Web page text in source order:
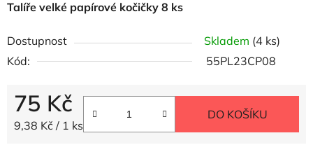
Talíře velké papírové kočičky 8 ks
Dostupnost Skladem (4 ks)
Kód:
55PL23CP08
75 Kč
Měrná cena:
9,38 Kč / 1 ks
DO KOŠÍKU